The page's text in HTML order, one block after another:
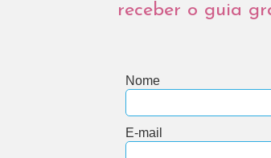
receber o guia